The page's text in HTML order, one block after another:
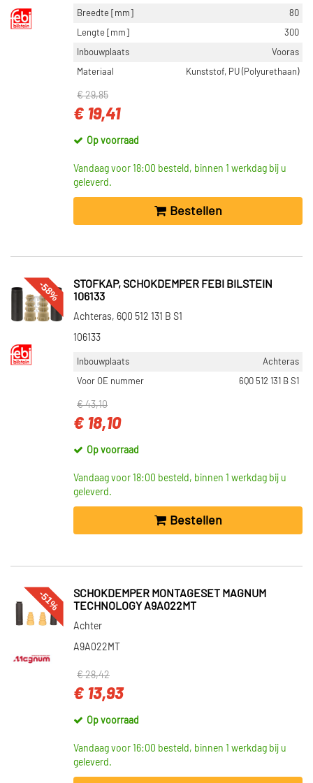
Breedte [mm]
80
Lengte [mm]
300
Inbouwplaats
Vooras
Materiaal
Kunststof, PU (Polyurethaan)
€ 29,85
€ 19,41
Op voorraad
Vandaag voor 18:00 besteld, binnen 1 werkdag bij u
geleverd.
Bestellen
-58%
STOFKAP, SCHOKDEMPER FEBI BILSTEIN
106133
Achteras, 6Q0 512 131 B S1
106133
Inbouwplaats
Achteras
Voor OE nummer
6Q0 512 131 B S1
€ 43,10
€ 18,10
Op voorraad
Vandaag voor 18:00 besteld, binnen 1 werkdag bij u
geleverd.
Bestellen
-51%
SCHOKDEMPER MONTAGESET MAGNUM
TECHNOLOGY A9A022MT
Achter
A9A022MT
€ 28,42
€ 13,93
Op voorraad
Vandaag voor 16:00 besteld, binnen 1 werkdag bij u
geleverd.